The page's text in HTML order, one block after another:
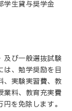
学生貸与奨学金
及び一般選抜試験
は、勉学奨励を目
、実験実習費、教
業料、教育充実費
を免除します。